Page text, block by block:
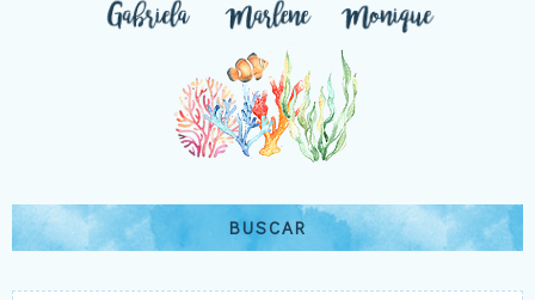
BUSCAR